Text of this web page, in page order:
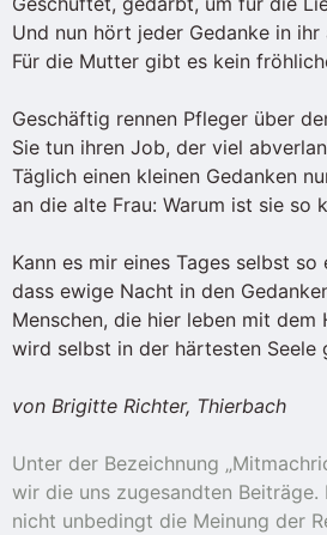
Und nun hört jeder Gedanke in ihr
Für die Mutter gibt es kein
Geschäftig rennen Pfleger über
Sie tun ihren Job, der viel
Täglich einen kleinen Gedanken
an die alte Frau: Warum ist sie so
Kann es mir eines Tages selbst so
dass ewige Nacht in den
Menschen, die hier leben mit dem
wird selbst in der härtesten Seele
von Brigitte Richter, Thierbach
Unter der Bezeichnung
wir die uns zugesandten Beiträge.
nicht unbedingt die Meinung der